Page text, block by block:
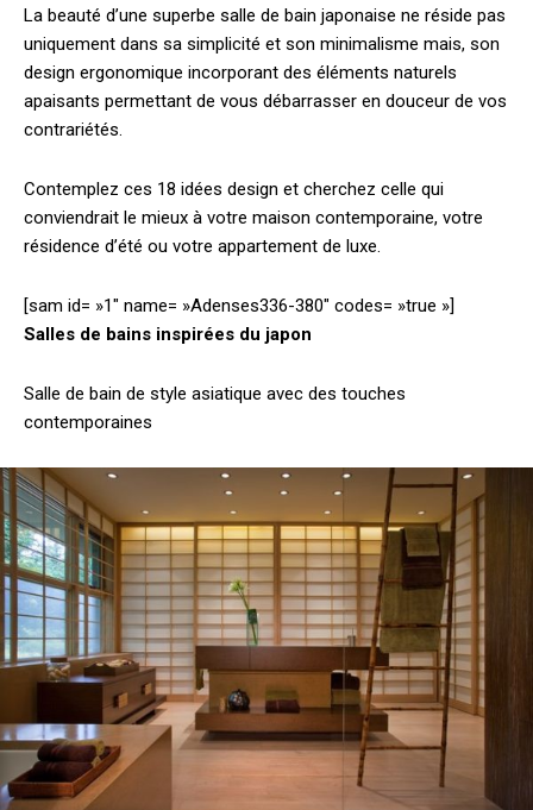
La beauté d’une superbe salle de bain japonaise ne réside pas
uniquement dans sa simplicité et son minimalisme mais, son
design ergonomique incorporant des éléments naturels
apaisants permettant de vous débarrasser en douceur de vos
contrariétés.
Contemplez ces 18 idées design et cherchez celle qui
conviendrait le mieux à votre maison contemporaine, votre
résidence d’été ou votre appartement de luxe.
[sam id= »1″ name= »Adenses336-380″ codes= »true »]
Salles de bains inspirées du japon
Salle de bain de style asiatique avec des touches
contemporaines